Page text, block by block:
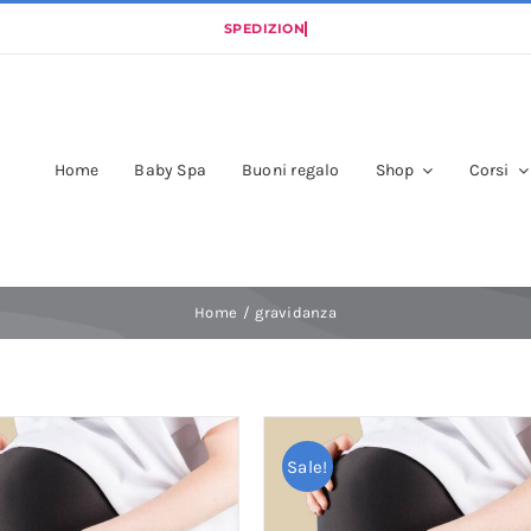
Home Baby Spa Buoni regalo Shop Corsi
Home gravidanza
Sale!